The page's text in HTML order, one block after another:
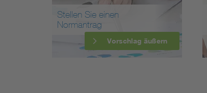
Stellen Sie einen
Normantrag
Vorschlag äußern